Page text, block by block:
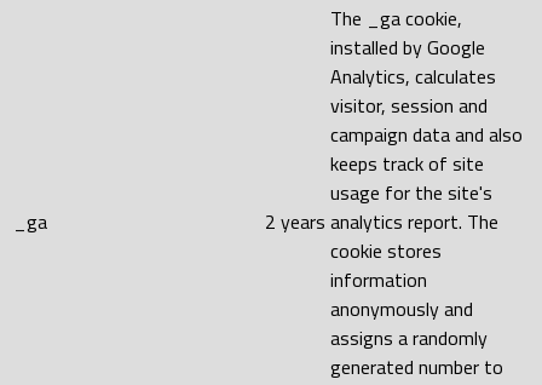
_ga 2 years
The _ga cookie,
installed by Google
Analytics, calculates
visitor, session and
campaign data and also
keeps track of site
usage for the site's
analytics report. The
cookie stores
information
anonymously and
assigns a randomly
generated number to